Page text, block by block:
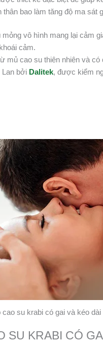
bao làm tăng độ ma sát
vô hình mang lại cảm
cảm.
mủ cao su thiên nhiên và
Lan bởi Dalitek, được kiểm
cao su krabi có gai và kéo
SU KRABI CÓ